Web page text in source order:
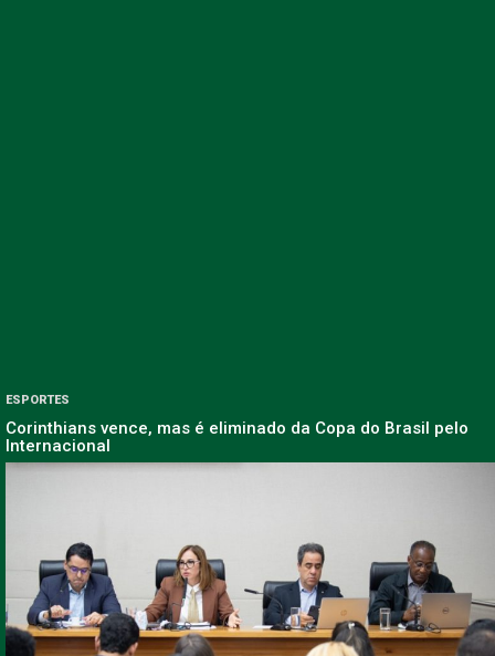
ESPORTES
Corinthians vence, mas é eliminado da Copa do Brasil pelo
Internacional